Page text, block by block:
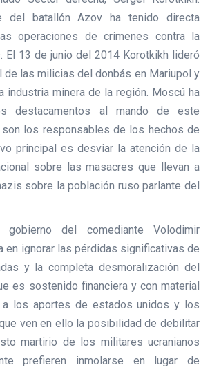
del batallón Azov ha tenido directa
operaciones de crímenes contra la
El 13 de junio del 2014 Korotkikh lideró
de las milicias del donbás en Mariupol y
industria minera de la región. Moscú ha
destacamentos al mando de este
son los responsables de los hechos de
principal es desviar la atención de la
sobre las masacres que llevan a
sobre la población ruso parlante del
del comediante Volodimir
en ignorar las pérdidas significativas de
y la completa desmoralización del
es sostenido financiera y con material
a los aportes de estados unidos y los
ven en ello la posibilidad de debilitar
martirio de los militares ucranianos
prefieren inmolarse en lugar de